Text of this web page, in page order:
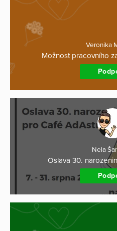
Veronika
Možnost pracovního
Nela
Oslava 30.